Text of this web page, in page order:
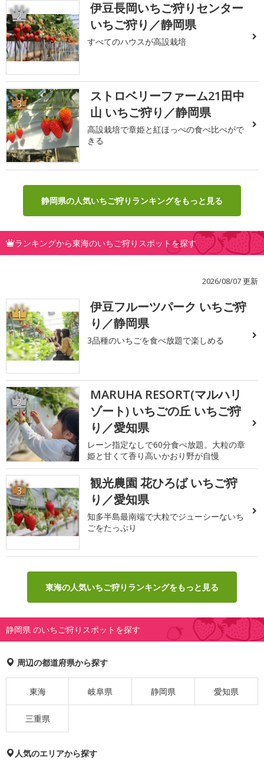
2
伊豆長岡いちご狩りセンター
いちご狩り／静岡県
すべてのハウスが高設栽培
3
ストロベリーファーム21田中
山 いちご狩り／静岡県
高設栽培で章姫と紅ほっぺの食べ比べがで
きる
静岡県の人気いちご狩りランキングをもっと見る
ランキングから東海のいちご狩りスポットを探す
2026/08/07 更新
1
伊豆フルーツパーク いちご狩
り／静岡県
3品種のいちごを食べ放題で楽しめる
2
MARUHA RESORT(マルハリ
ゾート) いちごの丘 いちご狩
り／愛知県
レーン指定なしで60分食べ放題。大粒の章
姫と甘くて香り高いかおり野が自慢
3
観光農園 花ひろば いちご狩
り／愛知県
知多半島最南端で大粒でジューシーないち
ごをたっぷり
東海の人気いちご狩りランキングをもっと見る
静岡県 のいちご狩りスポットを探す
周辺の都道府県から探す
東海 岐阜県 静岡県 愛知県
三重県
人気のエリアから探す